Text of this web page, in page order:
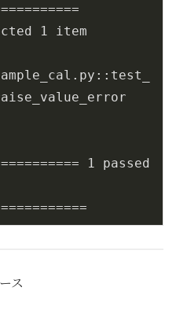
1 item
1 passed
ス